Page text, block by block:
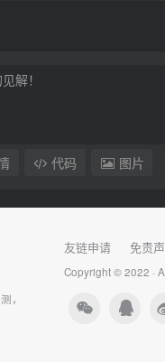
代码 图片
，
友链申请 免责
Copyright © 2022 ·